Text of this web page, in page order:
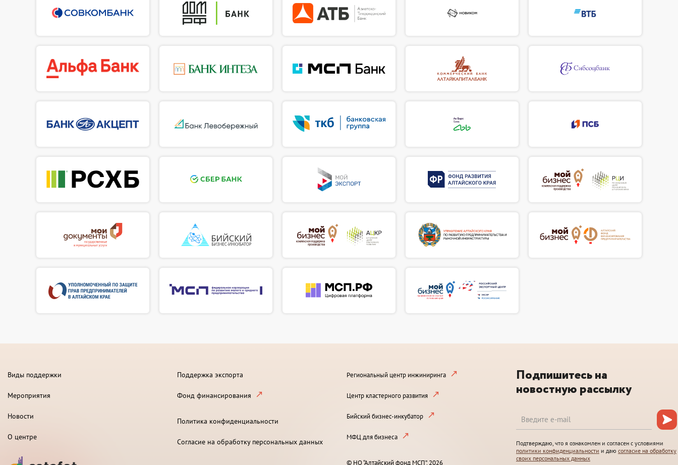
Виды поддержки
Мероприятия
Новости
О центре
Поддержка экспорта
Фонд финансирования
Политика конфиденциальности
Согласие на обработку персональных данных
Региональный центр инжиниринга
Центр кластерного развития
Бийский бизнес-инкубатор
МФЦ для бизнеса
© НО “Алтайский фонд МСП”, 2026
Подпишитесь на
новостную рассылку
Подтверждаю, что я ознакомлен и согласен с условиями
политики конфиденциальности и даю согласие на обработку
своих персональных данных